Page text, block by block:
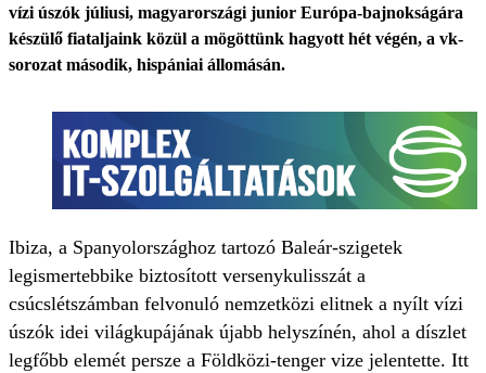
vízi úszók júliusi, magyarországi junior Európa-bajnokságára
készülő fiataljaink közül a mögöttünk hagyott hét végén, a vk-
sorozat második, hispániai állomásán.
Ibiza, a Spanyolországhoz tartozó Baleár-szigetek
legismertebbike biztosított versenykulisszát a
csúcslétszámban felvonuló nemzetközi elitnek a nyílt vízi
úszók idei világkupájának újabb helyszínén, ahol a díszlet
legfőbb elemét persze a Földközi-tenger vize jelentette. Itt